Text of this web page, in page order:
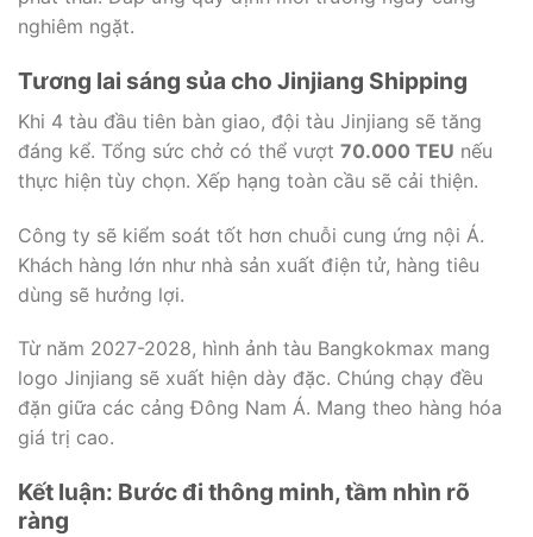
nghiêm ngặt.
Tương lai sáng sủa cho Jinjiang Shipping
Khi 4 tàu đầu tiên bàn giao, đội tàu Jinjiang sẽ tăng
đáng kể. Tổng sức chở có thể vượt 70.000 TEU nếu
thực hiện tùy chọn. Xếp hạng toàn cầu sẽ cải thiện.
Công ty sẽ kiểm soát tốt hơn chuỗi cung ứng nội Á.
Khách hàng lớn như nhà sản xuất điện tử, hàng tiêu
dùng sẽ hưởng lợi.
Từ năm 2027-2028, hình ảnh tàu Bangkokmax mang
logo Jinjiang sẽ xuất hiện dày đặc. Chúng chạy đều
đặn giữa các cảng Đông Nam Á. Mang theo hàng hóa
giá trị cao.
Kết luận: Bước đi thông minh, tầm nhìn rõ
ràng